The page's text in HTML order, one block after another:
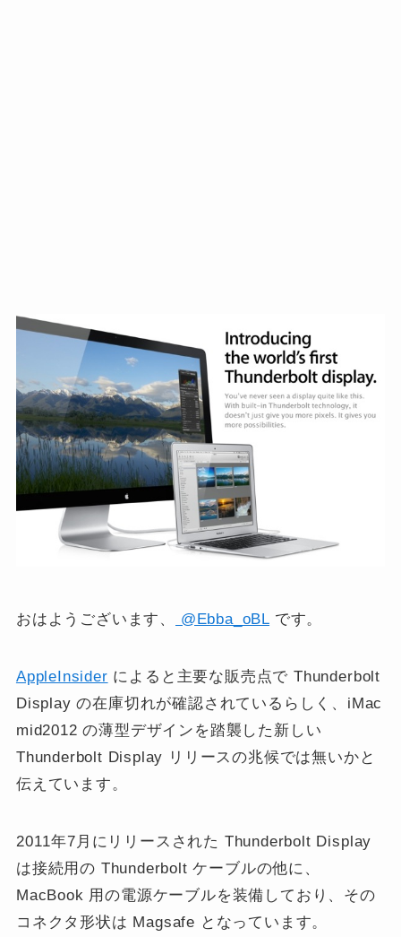
おはようございます、 @Ebba_oBL です。
AppleInsider によると主要な販売点で Thunderbolt
Display の在庫切れが確認されているらしく、iMac
mid2012 の薄型デザインを踏襲した新しい
Thunderbolt Display リリースの兆候では無いかと
伝えています。
2011年7月にリリースされた Thunderbolt Display
は接続用の Thunderbolt ケーブルの他に、
MacBook 用の電源ケーブルを装備しており、その
コネクタ形状は Magsafe となっています。